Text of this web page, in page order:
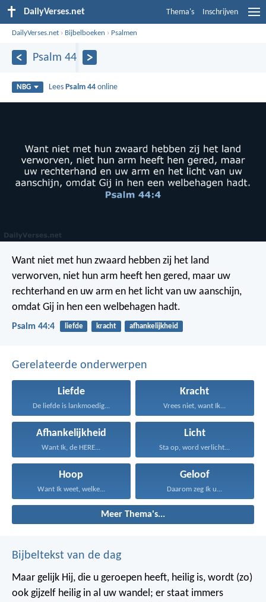
DailyVerses.net Thema's Inschrijven
DailyVerses.net › Bijbelboeken › Psalmen
Psalm 44
NBG Lees Psalm 44 online
Want niet met hun zwaard hebben zij het land
verworven, niet hun arm heeft hen gered, maar uw
rechterhand en uw arm en het licht van uw aanschijn,
omdat Gij in hen een welbehagen hadt.
Psalm 44:4 liefde kracht afhankelijkheid
Gerelateerde onderwerpen
Liefde
De liefde is lankmoedig...
Kracht
Vrees niet, want Ik...
Afhankelijkheid
Want Ik, de HERE...
Licht
Sta op, word verlicht...
Hoop
Want Ik weet, welke...
Geloof
Daarom zeg Ik u...
Meer Thema's...
Bijbeltekst van de dag
Maar gelijk Hij, die u geroepen heeft, heilig is, wordt (zo)
ook gijzelf heilig in al uw wandel; er staat immers